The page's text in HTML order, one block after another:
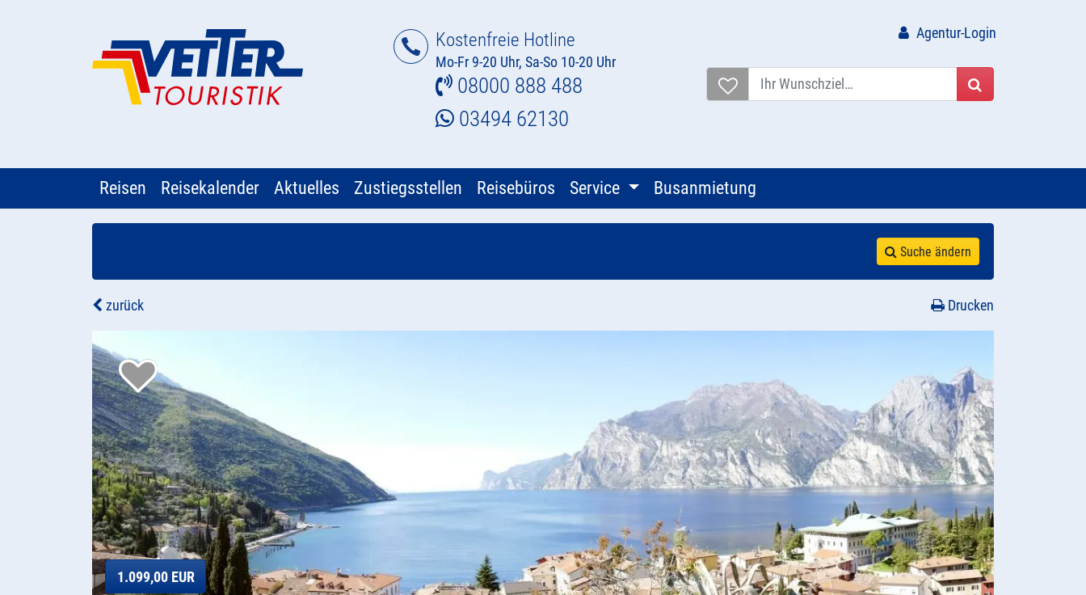
Agentur-Login
Kostenfreie Hotline
Mo-Fr 9-20 Uhr, Sa-So 10-20 Uhr
08000 888 488
03494 62130
Reisen Reisekalender Aktuelles Zustiegsstellen Reisebüros Service Busanmietung
Suche ändern
zurück Drucken
1.099,00 EUR